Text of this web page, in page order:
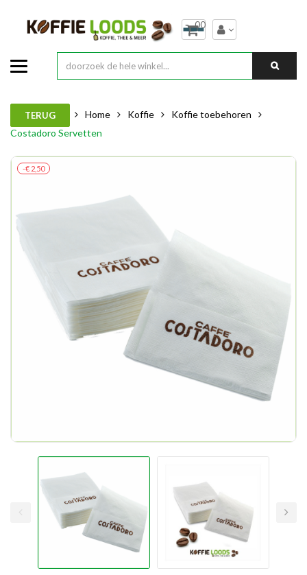
00
TERUG Home Koffie
Koffie toebehoren
Costadoro Servetten
-€ 2,50